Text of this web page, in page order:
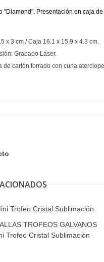
"Diamond". Presentación en caja
x 3 cm / Caja 16.1 x 15.9 x 4.3 cm.
Grabado Láser.
de cartón forrado con cuna
TROFEOS GALVANOS
Trofeo Cristal Sublimación